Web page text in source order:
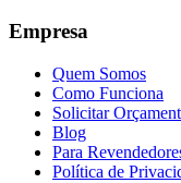
Empresa
Quem Somos
Como Funciona
Solicitar
Blog
Para
Política de